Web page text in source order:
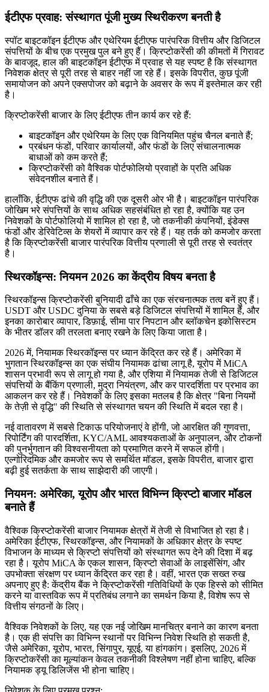
ईटीएफ प्रवाह: संस्थागत पूंजी मुख्य स्थिरीकरण बनती है
स्पॉट बाइटकॉइन ईटीएफ और एथेरियम ईटीएफ पारंपरिक वित्तीय और डिजिटल
संपत्तियों के बीच एक प्रमुख पुल बने हुए हैं। क्रिप्टोकरेंसी की कीमतों में गिरावट
के बावजूद, हाल की बाइटकॉइन ईटीएफ में प्रवाह से यह स्पष्ट है कि संस्थागत
निवेशक क्षेत्र से पूरी तरह से बाहर नहीं जा रहे हैं। इसके विपरीत, कुछ पूंजी
समायोजन को अपने एक्सपोजर को बढ़ाने के अवसर के रूप में इस्तेमाल कर रही
है।
क्रिप्टोकरेंसी बाजार के लिए ईटीएफ तीन कार्य कर रहे हैं:
बाइटकॉइन और एथेरियम के लिए एक विनियमित पहुंच चैनल बनाते हैं;
प्रबंधन फंडों, परिवार कार्यालयों, और फंडों के लिए संचालनात्मक
बाधाओं को कम करते हैं;
क्रिप्टोकरेंसी को वैश्विक पोर्टफोलियो प्रवाहों के प्रति अधिक
संवेदनशील बनाते हैं।
हालाँकि, ईटीएफ ढांचे की वृद्धि की एक दूसरी ओर भी है। बाइटकॉइन पारंपरिक
जोखिम भरे संपत्तियों के साथ अधिक सहसंबंधित हो रहा है, क्योंकि यह उन
निवेशकों के पोर्टफोलियो में शामिल हो रहा है, जो तकनीकी कंपनियों, इंडेक्स
फंडों और डेरिवेटिव्स के शेयरों में व्यापार कर रहे हैं। यह तर्क को कमजोर करता
है कि क्रिप्टोकरेंसी बाजार पारंपरिक वित्तीय प्रणाली से पूरी तरह से स्वतंत्र
है।
स्थिरकॉइन्स: नियमन 2026 का केंद्रीय विषय बनता है
स्थिरकॉइन्स क्रिप्टोकरेंसी बुनियादी ढाँचे का एक संरचनात्मक तत्व बनें हुए हैं।
USDT और USDC दुनिया के सबसे बड़े डिजिटल संपत्तियों में शामिल हैं, और
इनका कारोबार व्यापार, डिफ़ाई, सीमा पार निपटान और ब्लॉकचेन इकोसिस्टम
के भीतर डॉलर की तरलता बनाए रखने के लिए किया जाता है।
2026 में, नियामक स्थिरकॉइन्स पर ध्यान केंद्रित कर रहे हैं। अमेरिका में
भुगतान स्थिरकॉइन्स का एक संघीय नियामक ढांचा लागू है, यूरोप में MiCA
शासन प्रभावी रूप से लागू हो गया है, और एशिया में नियामक तेजी से डिजिटल
संपत्तियों के बैंकिंग प्रणाली, मुद्रा नियंत्रण, और कर पारदर्शिता पर प्रभाव का
आकलन कर रहे हैं। निवेशकों के लिए इसका मतलब है कि क्षेत्र "बिना नियमों
के तेज़ी से वृद्धि" की स्थिति से संस्थागत चयन की स्थिति में बदल रहा है।
नई वातावरण में सबसे टिकाऊ परियोजनाएं वे होंगी, जो आरक्षित की गुणवत्ता,
रिपोर्टिंग की पारदर्शिता, KYC/AML आवश्यकताओं के अनुपालन, और टोकनों
की पुनर्भुगतान की विश्वसनीयता को प्रमाणित करने में सफल होंगी।
एल्गोरिदमिक और कमजोर रूप से समर्थित मॉडल, इसके विपरीत, बाजार द्वारा
बढ़ी हुई सतर्कता के साथ साझेदारी की जाएगी।
नियमन: अमेरिका, यूरोप और भारत विभिन्न क्रिप्टो बाजार मॉडल
बनाते हैं
वैश्विक क्रिप्टोकरेंसी बाजार नियामक क्षेत्रों में तेजी से विभाजित हो रहा है।
अमेरिका ईटीएफ, स्थिरकॉइन्स, और नियामकों के अधिकार क्षेत्र के स्पष्ट
विभाजन के माध्यम से क्रिप्टो संपत्तियों को संस्थागत रूप देने की दिशा में बढ़
रहा है। यूरोप MiCA के एकल शासन, क्रिप्टो सेवाओं के लाइसेंसिंग, और
उपभोक्ता संरक्षण पर ध्यान केंद्रित कर रहा है। वहीं, भारत एक सख्त रुख
अपनाए हुए है: केंद्रीय बैंक ने क्रिप्टोकरेंसी गतिविधियों के एक हिस्से को सीमित
करने या वास्तविक रूप में प्रतिबंध लगाने का समर्थन किया है, विशेष रूप से
वित्तीय संगठनों के लिए।
वैश्विक निवेशकों के लिए, यह एक नई जोखिम मानचित्र बनाने का कारण बनता
है। एक ही संपत्ति का विभिन्न स्थानों पर विभिन्न निवेश स्थिति हो सकती है,
जैसे अमेरिका, यूरोप, भारत, सिंगापुर, यूएई, या हांगकांग। इसलिए, 2026 में
क्रिप्टोकरेंसी का मूल्यांकन केवल तकनीकी विश्लेषण नहीं होना चाहिए, बल्कि
नियामक ड्यू डिलिजेंस भी होना चाहिए।